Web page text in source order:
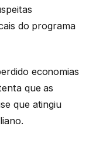
do programa
economias
que as
que atingiu